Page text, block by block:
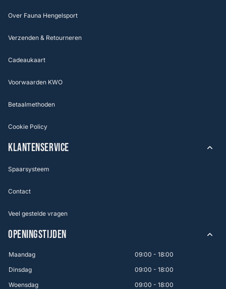
Over Fauna Hengelsport
Verzenden & Retourneren
Cadeaukaart
Voorwaarden KWO
Betaalmethoden
Cookie Policy
KLANTENSERVICE
Spaarsysteem
Contact
Veel gestelde vragen
OPENINGSTIJDEN
Maandag
09:00 - 18:00
Dinsdag
09:00 - 18:00
Woensdag
09:00 - 18:00